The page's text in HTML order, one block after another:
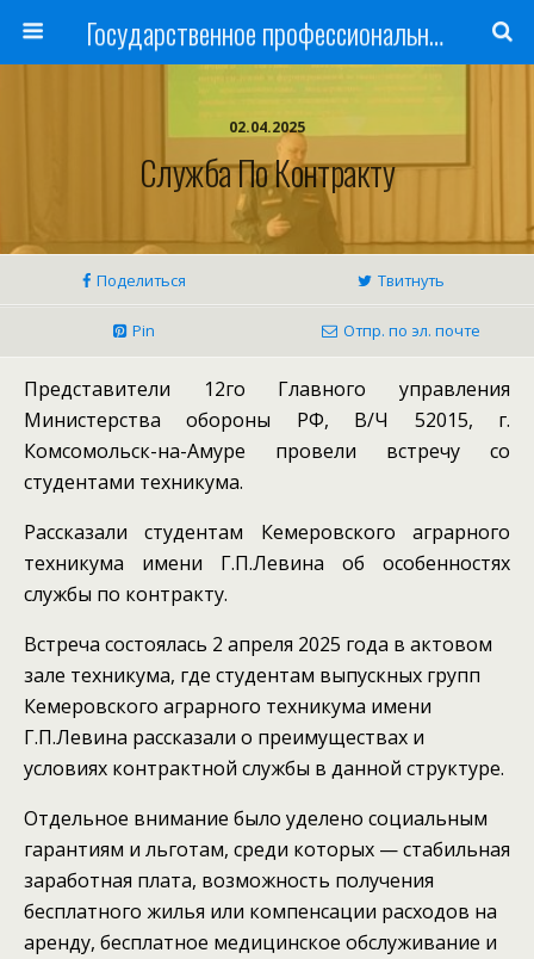
Государственное профессиональное образовательное учреждение
02.04.2025
Служба По Контракту
Поделиться Твитнуть
Pin Отпр. по эл. почте
Представители 12го Главного управления
Министерства обороны РФ, В/Ч 52015, г.
Комсомольск-на-Амуре провели встречу со
студентами техникума.
Рассказали студентам Кемеровского аграрного
техникума имени Г.П.Левина об особенностях
службы по контракту.
Встреча состоялась 2 апреля 2025 года в актовом
зале техникума, где студентам выпускных групп
Кемеровского аграрного техникума имени
Г.П.Левина рассказали о преимуществах и
условиях контрактной службы в данной структуре.
Отдельное внимание было уделено социальным
гарантиям и льготам, среди которых — стабильная
заработная плата, возможность получения
бесплатного жилья или компенсации расходов на
аренду, бесплатное медицинское обслуживание и